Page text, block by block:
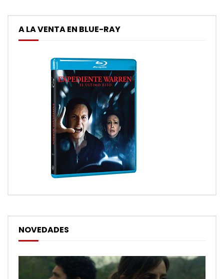
A LA VENTA EN BLUE-RAY
NOVEDADES